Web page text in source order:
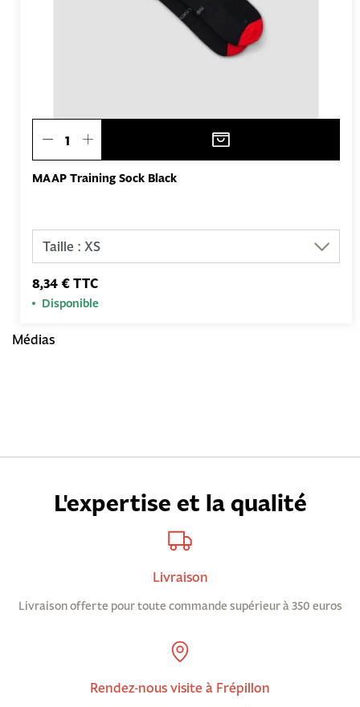
MAAP Training Sock Black
8,34 € TTC
Disponible
Médias
L'expertise et la qualité
Livraison
Livraison offerte pour toute commande supérieur à 350 euros
Rendez-nous visite à Frépillon